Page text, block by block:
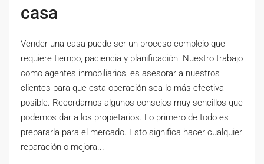
casa
Vender una casa puede ser un proceso complejo que
requiere tiempo, paciencia y planificación. Nuestro trabajo
como agentes inmobiliarios, es asesorar a nuestros
clientes para que esta operación sea lo más efectiva
posible. Recordamos algunos consejos muy sencillos que
podemos dar a los propietarios. Lo primero de todo es
prepararla para el mercado. Esto significa hacer cualquier
reparación o mejora...